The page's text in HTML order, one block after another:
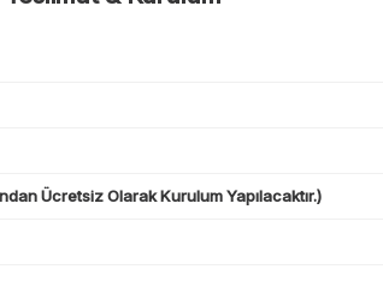
Ücretsiz Olarak Kurulum Yapılacaktır.)